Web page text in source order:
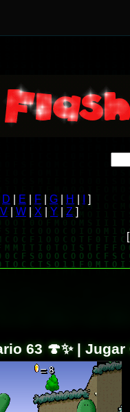
D E F G H
]
V W X Y Z ]
63 🍄✨ |